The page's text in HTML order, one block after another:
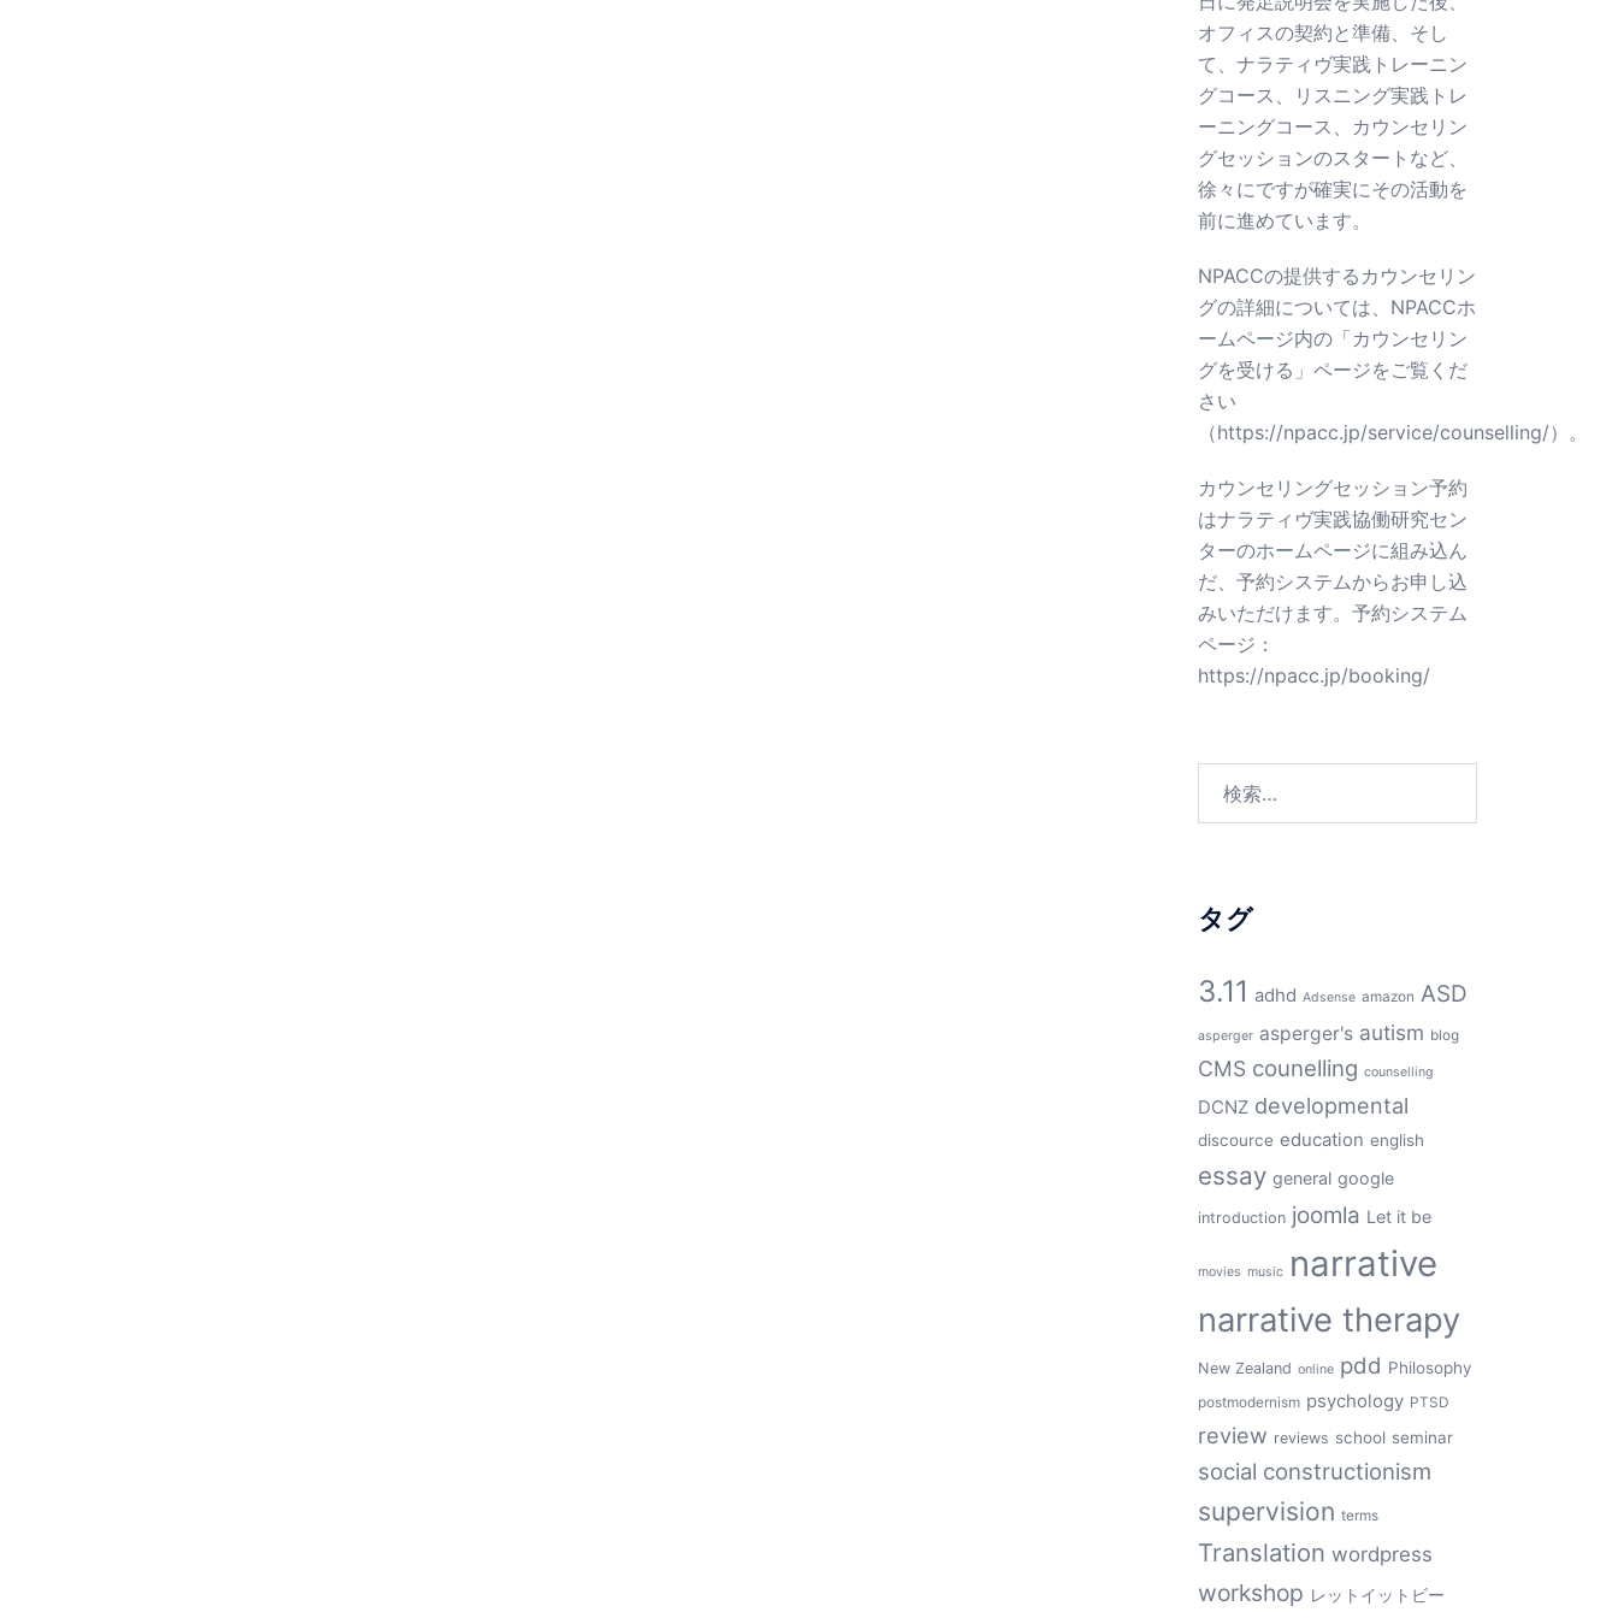
オフィスの契約と準備、そし
て、ナラティヴ実践トレーニン
グコース、リスニング実践トレ
ーニングコース、カウンセリン
グセッションのスタートなど、
徐々にですが確実にその活動を
前に進めています。
NPACCの提供するカウンセリン
グの詳細については、NPACCホ
ームページ内の「カウンセリン
グを受ける」ページをご覧くだ
さい
（https://npacc.jp/service/counselling/）。
カウンセリングセッション予約
はナラティヴ実践協働研究セン
ターのホームページに組み込ん
だ、予約システムからお申し込
みいただけます。予約システム
ページ：
https://npacc.jp/booking/
タグ
3.11 adhd Adsense amazon ASD
asperger asperger's autism blog
CMS counelling counselling
DCNZ developmental
discource education english
essay general google
introduction joomla Let it be
movies music narrative
narrative therapy
New Zealand online pdd Philosophy
postmodernism psychology PTSD
review reviews school seminar
social constructionism
supervision terms
Translation wordpress
workshop レットイットビー